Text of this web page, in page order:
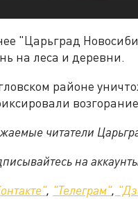
"Царьград
на леса и деревни.
районе
читатели
на
, "Телеграм",